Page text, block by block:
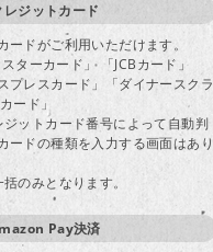
レジットカード
ードがご利用いただけます。
ターカード」 「JCBカード」
プレスカード」「ダイナースクラ
ード」
ットカード番号によって自動判
ードの種類を入力する画面はあり
のみとなります。
Pay決済